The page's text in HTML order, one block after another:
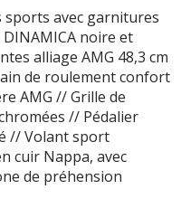
sports avec garnitures
noire et
alliage AMG 48,3 cm
de roulement confort
AMG // Grille de
// Pédalier
// Volant sport
cuir Nappa, avec
de préhension